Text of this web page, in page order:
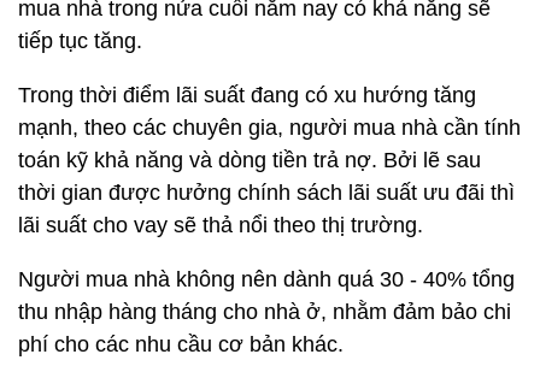
mua nhà trong nửa cuối năm nay có khả năng sẽ
tiếp tục tăng.
Trong thời điểm lãi suất đang có xu hướng tăng
mạnh, theo các chuyên gia, người mua nhà cần tính
toán kỹ khả năng và dòng tiền trả nợ. Bởi lẽ sau
thời gian được hưởng chính sách lãi suất ưu đãi thì
lãi suất cho vay sẽ thả nổi theo thị trường.
Người mua nhà không nên dành quá 30 - 40% tổng
thu nhập hàng tháng cho nhà ở, nhằm đảm bảo chi
phí cho các nhu cầu cơ bản khác.